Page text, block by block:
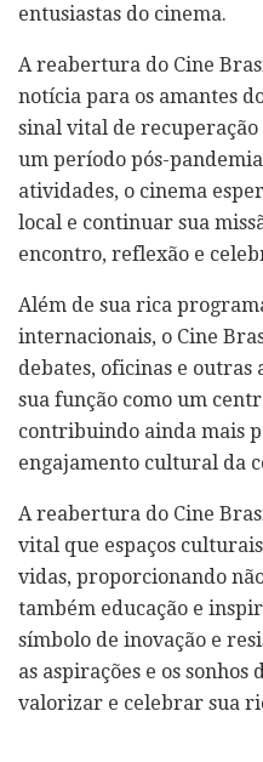
entusiastas do cinema.
A reabertura do Cine
notícia para os amantes
sinal vital de
um período pós-
atividades, o cinema
local e continuar sua
encontro, reflexão e
Além de sua rica
internacionais, o Cine
debates, oficinas e
sua função como um
contribuindo ainda mais
engajamento cultural da
A reabertura do Cine
vital que espaços
vidas, proporcionando
também educação e
símbolo de inovação e
as aspirações e os
valorizar e celebrar sua